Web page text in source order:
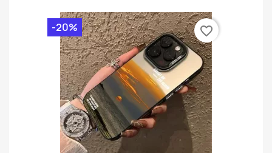
-20% favorite_border